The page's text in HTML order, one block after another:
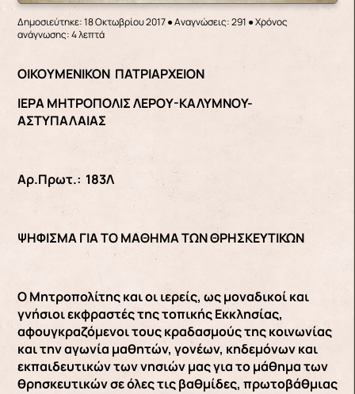
Δημοσιεύτηκε: 18 Οκτωβρίου 2017●Αναγνώσεις: 291 ● Χρόνος
ανάγνωσης: 4 λεπτά
ΟΙΚΟΥΜΕΝΙΚΟΝ ΠΑΤΡΙΑΡΧΕΙΟΝ
ΙΕΡΑ ΜΗΤΡΟΠΟΛΙΣ ΛΕΡΟΥ-ΚΑΛΥΜΝΟΥ-
ΑΣΤΥΠΑΛΑΙΑΣ
Αρ.Πρωτ.: 183Λ
ΨΗΦΙΣΜΑ ΓΙΑ ΤΟ ΜΑΘΗΜΑ ΤΩΝ ΘΡΗΣΚΕΥΤΙΚΩΝ
Ο Μητροπολίτης και οι ιερείς, ως μοναδικοί και
γνήσιοι εκφραστές της τοπικής Εκκλησίας,
αφουγκραζόμενοι τους κραδασμούς της κοινωνίας
και την αγωνία μαθητών, γονέων, κηδεμόνων και
εκπαιδευτικών των νησιών μας για το μάθημα των
θρησκευτικών σε όλες τις βαθμίδες, πρωτοβάθμιας